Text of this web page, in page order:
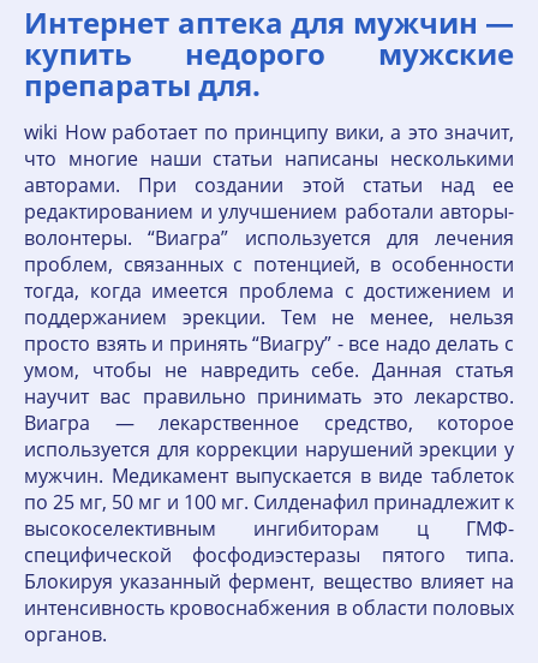
Интернет аптека для мужчин —
купить недорого мужские
препараты для.
wiki How работает по принципу вики, а это значит,
что многие наши статьи написаны несколькими
авторами. При создании этой статьи над ее
редактированием и улучшением работали авторы-
волонтеры. “Виагра” используется для лечения
проблем, связанных с потенцией, в особенности
тогда, когда имеется проблема с достижением и
поддержанием эрекции. Тем не менее, нельзя
просто взять и принять “Виагру” - все надо делать с
умом, чтобы не навредить себе. Данная статья
научит вас правильно принимать это лекарство.
Виагра — лекарственное средство, которое
используется для коррекции нарушений эрекции у
мужчин. Медикамент выпускается в виде таблеток
по 25 мг, 50 мг и 100 мг. Силденафил принадлежит к
высокоселективным ингибиторам ц ГМФ-
специфической фосфодиэстеразы пятого типа.
Блокируя указанный фермент, вещество влияет на
интенсивность кровоснабжения в области половых
органов.